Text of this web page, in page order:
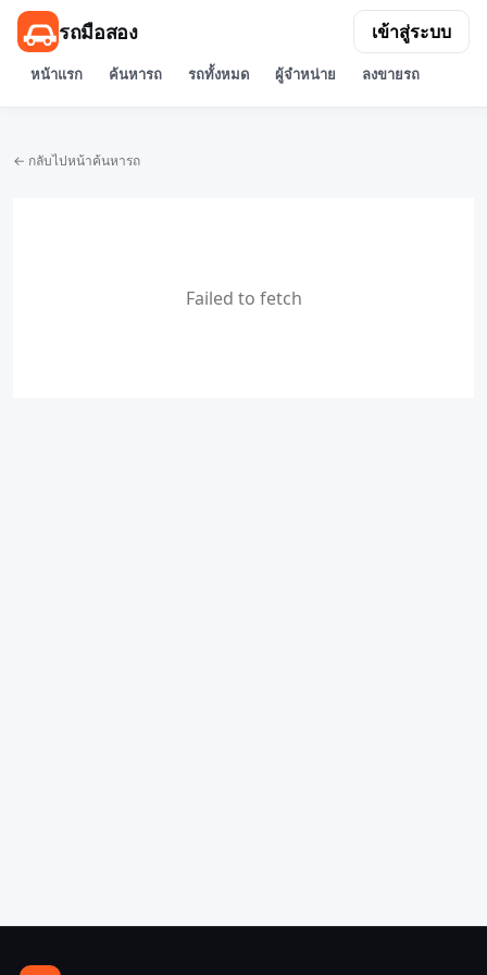
รถมือสอง
หน้าแรก ค้นหารถ รถทั้งหมด ผู้จำหน่าย ลงขายรถ
เข้าสู่ระบบ
← กลับไปหน้าค้นหารถ
Failed to fetch